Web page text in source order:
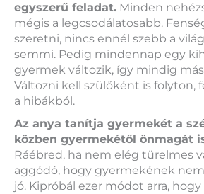
egyszerű feladat. Minden
mégis a legcsodálatosabb.
szeretni, nincs ennél szebb a
semmi. Pedig mindennap egy
gyermek változik, így mindig
Változni kell szülőként is folyton,
a hibákból.
Az anya tanítja gyermekét a
közben gyermekétől önmagát
Ráébred, ha nem elég türelmes
aggódó, hogy gyermekének
jó. Kipróbál ezer módot arra,